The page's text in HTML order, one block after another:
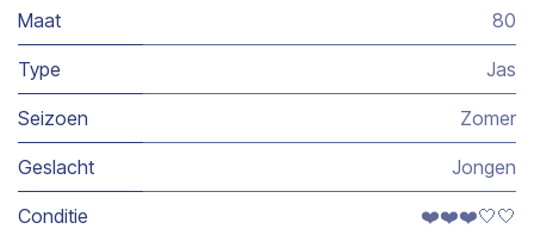
Maat 80
Type Jas
Seizoen Zomer
Geslacht Jongen
Conditie ❤️❤️❤️🤍🤍